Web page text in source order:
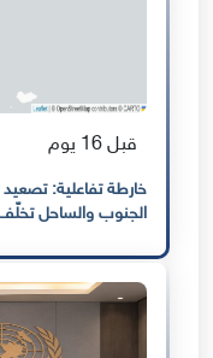
قبل 16 يوم
خارطة تفاعلية:
الجنوب والساحل تخلّف 43